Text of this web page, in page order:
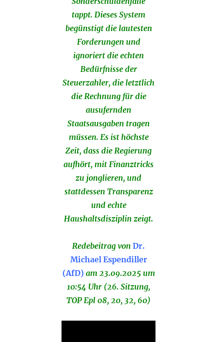
tappt. Dieses System
begünstigt die lautesten
Forderungen und
ignoriert die echten
Bedürfnisse der
Steuerzahler, die letztlich
die Rechnung für die
ausufernden
Staatsausgaben tragen
müssen. Es ist höchste
Zeit, dass die Regierung
aufhört, mit Finanztricks
zu jonglieren, und
stattdessen Transparenz
und echte
Haushaltsdisziplin zeigt.
Redebeitrag von Dr.
Michael Espendiller
(AfD) am 23.09.2025 um
10:54 Uhr (26. Sitzung,
TOP Epl 08, 20, 32, 60)